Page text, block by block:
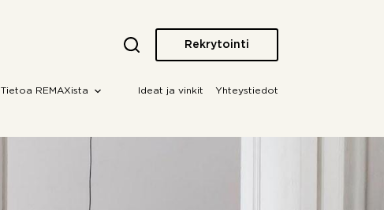
Rekrytointi
Tietoa REMAXista Ideat ja vinkit Yhteystiedot